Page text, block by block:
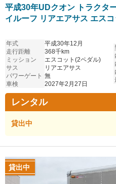
平成30年UDクオン トラクタ
イルーフ リアエアサス エス
年式
平成30年12月
走行距離
368千km
ミッション
エスコット(2ペダル)
サス
リアエアサス
パワーゲート 無
車検
2027年2月27日
レンタル
貸出中
貸出中